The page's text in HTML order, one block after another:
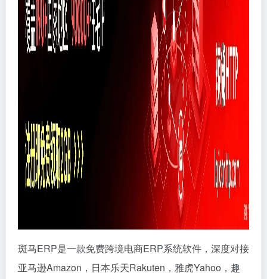
斑马ERP是一款免费跨境电商ERP系统软件，深度对接
亚马逊Amazon，日本乐天Rakuten，雅虎Yahoo，趣